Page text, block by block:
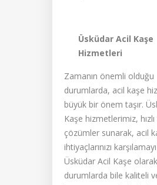
Üsküdar Acil Kaşe
Hizmetleri
Zamanın önemli olduğu
durumlarda, acil kaşe
büyük bir önem taşır.
Kaşe hizmetlerimiz,
çözümler sunarak, acil
ihtiyaçlarınızı
Üsküdar Acil Kaşe
durumlarda bile kaliteli